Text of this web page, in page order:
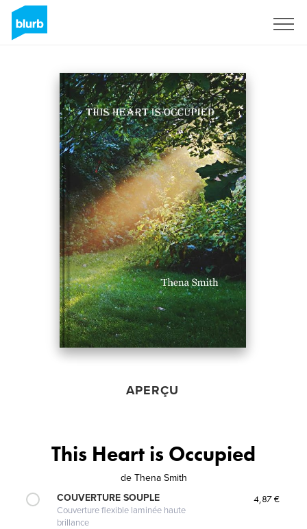
APERÇU
This Heart is Occupied
de Thena Smith
COUVERTURE SOUPLE
Couverture flexible laminée haute
brillance
4,87 €